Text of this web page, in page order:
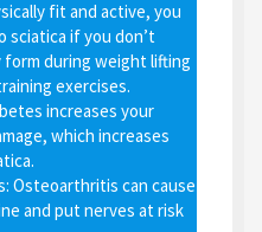
fit and active, you
sciatica if you don’t
during weight lifting
exercises.
increases your
which increases
: Osteoarthritis can cause
and put nerves at risk